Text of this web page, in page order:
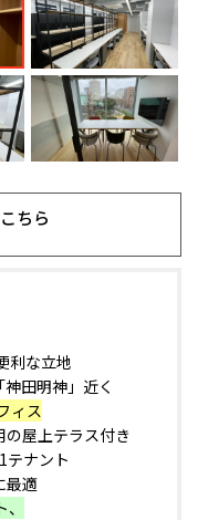
こちら
利な立地
田明神」近く
ィス
屋上テラス付き
テナント
最適